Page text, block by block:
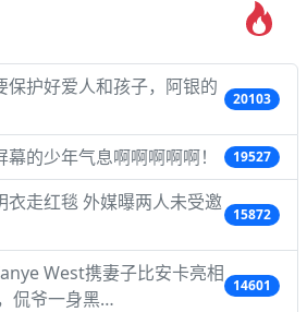
保护好爱人和孩子，阿银的
20103
的少年气息啊啊啊啊啊！ 19527
衣走红毯 外媒曝两人未受邀
15872
West携妻子比安卡亮相
侃爷一身黑…
14601